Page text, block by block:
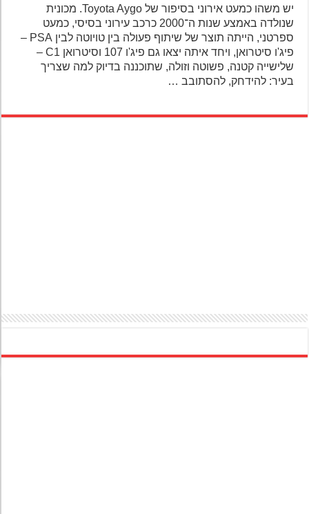
יש משהו כמעט אירוני בסיפור של Toyota Aygo. מכונית
שנולדה באמצע שנות ה־2000 כרכב עירוני בסיסי, כמעט
ספרטני, הייתה תוצר של שיתוף פעולה בין טויוטה לבין PSA –
פיג'ו סיטרואן, ויחד איתה יצאו גם פיג'ו 107 וסיטרואן C1 –
שלישייה קטנה, פשוטה וזולה, שתוכננה בדיוק למה שצריך
בעיר: להידחק, להסתובב …